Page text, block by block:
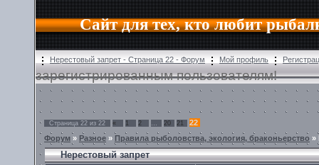
Сайт для тех, кто любит
Нерестовый запрет - Страница 22 - Форум Мой профиль
зарегистрированным пользователям!
Страница 22 из 22 « 1 2 … 20 21
22
Форум » Разное » Правила рыболовства, экология, браконьерство »
Нерестовый запрет